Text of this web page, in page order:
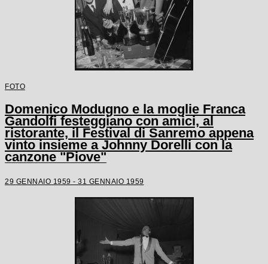
FOTO
Domenico Modugno e la moglie Franca
Gandolfi festeggiano con amici, al
ristorante, il Festival di Sanremo appena
vinto insieme a Johnny Dorelli con la
canzone "Piove"
29 GENNAIO 1959 - 31 GENNAIO 1959